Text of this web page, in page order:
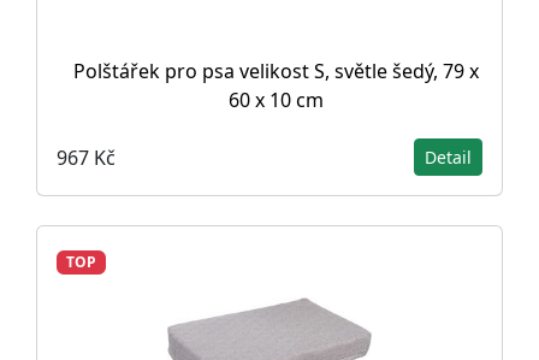
Polštářek pro psa velikost S, světle šedý, 79 x
60 x 10 cm
967 Kč Detail
TOP